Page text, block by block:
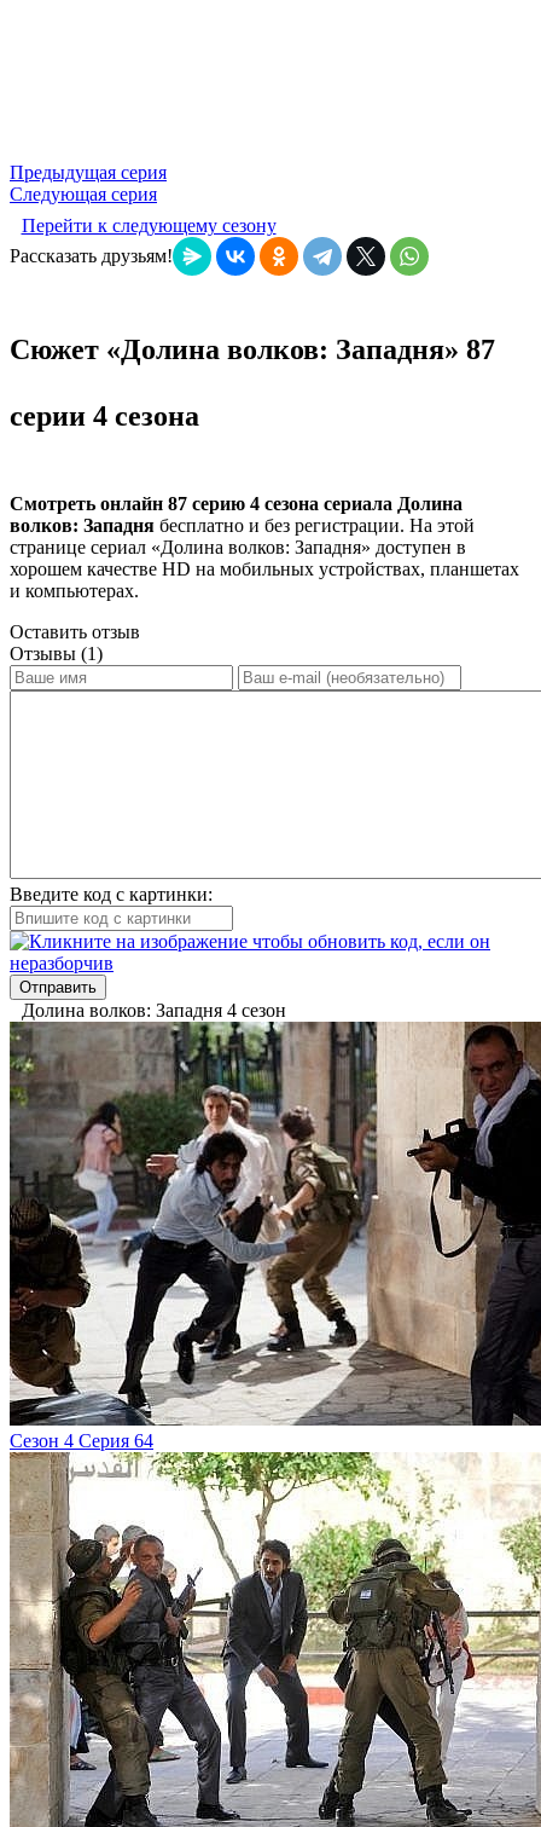
Предыдущая серия
Следующая серия
Перейти к следующему сезону
Рассказать друзьям!
Сюжет «Долина волков: Западня» 87
серии 4 сезона
Смотреть онлайн 87 серию 4 сезона сериала Долина
волков: Западня бесплатно и без регистрации. На этой
странице сериал «Долина волков: Западня» доступен в
хорошем качестве HD на мобильных устройствах, планшетах
и компьютерах.
Оставить отзыв
Отзывы (1)
Введите код с картинки:
Отправить
Долина волков: Западня 4 сезон
Сезон 4 Серия 64